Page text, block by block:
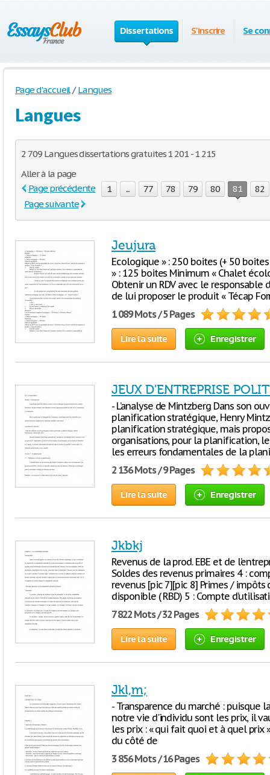
Dissertations S'inscrire Se
Page d'accueil / Langues
Langues
2 709 Langues dissertations gratuites 1 201 - 1 215
Aller à la page
Page précédente
1 ... 77 78 79 80 81
82
Page suivante
Jeujura
Ecologique » : 250 boites (+ 50
» : 125 boites Minimum « Chalet
Obtenir un RDV avec le responsable
de lui proposer le produit « Técap
1 089 Mots / 5 Pages
Lire la suite Enregistrer
JEUX D'ENTREPRISE
- L’analyse de Mintzberg Dans son
planification stratégique, Henry
planification stratégique, mais
organisations, pour la planification,
les erreurs fondamentales de la
2 136 Mots / 9 Pages
Lire la suite Enregistrer
Jkbkj
Revenus de la prod. EBE et de
Soldes des revenus primaires 4 :
revenus [pic 7][pic 8] Primes /
disponible ( RBD) 5 : Compte
7 822 Mots / 32 Pages
Lire la suite Enregistrer
Jkl,m;
- Transparence du marché : puisque
notre vie d'individu sont les prix, il
les prix : « qui fait quoi et à quel prix
du côté de
3 856 Mots / 16 Pages